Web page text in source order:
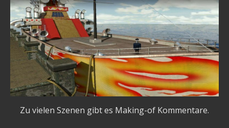
Zu vielen Szenen gibt es Making-of Kommentare.